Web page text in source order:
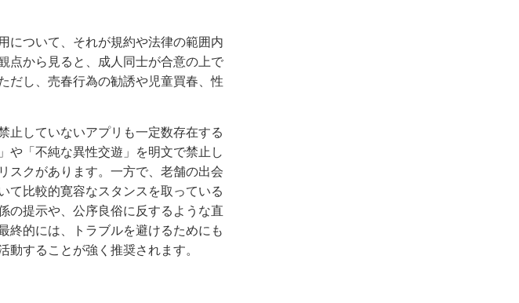
について、それが規約や法律の範囲内
点から見ると、成人同士が合意の上で
だし、売春行為の勧誘や児童買春、性
止していないアプリも一定数存在する
や「不純な異性交遊」を明文で禁止し
スクがあります。一方で、老舗の出会
て比較的寛容なスタンスを取っている
の提示や、公序良俗に反するような直
終的には、トラブルを避けるためにも
することが強く推奨されます。